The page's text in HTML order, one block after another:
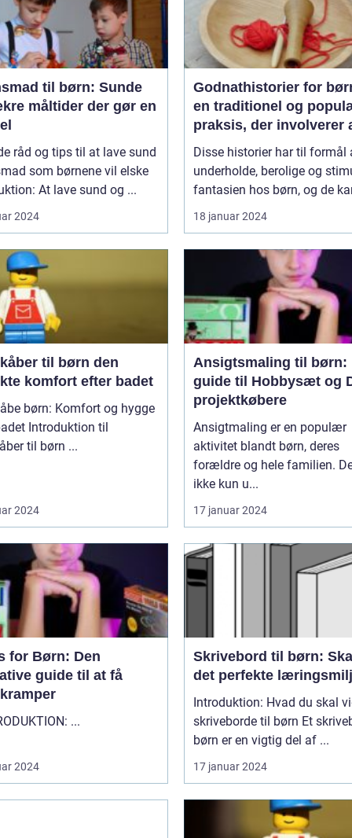
til børn: Sunde
måltider der gør en
råd og tips til at lave sund
som børnene vil elske
At lave sund og ...
2024
Godnathistorier for
en traditionel og
praksis, der involverer
fortælle historier til
som en del af deres
sengetidsrutine
Disse historier har til formål
underholde, berolige og
fantasien hos børn, og de
18 januar 2024
til børn den
komfort efter badet
børn: Komfort og hygge
til
badekåber til børn ...
2024
Ansigtsmaling til børn:
guide til Hobbysæt og
projektkøbere
Ansigtmaling er en populær
aktivitet blandt børn, deres
forældre og hele familien.
ikke kun u...
17 januar 2024
for Børn: Den
guide til at få
"" INTRODUKTION: ...
2024
Skrivebord til børn:
det perfekte
Introduktion: Hvad du skal
skriveborde til børn Et skrivebord til
børn er en vigtig del af ...
17 januar 2024